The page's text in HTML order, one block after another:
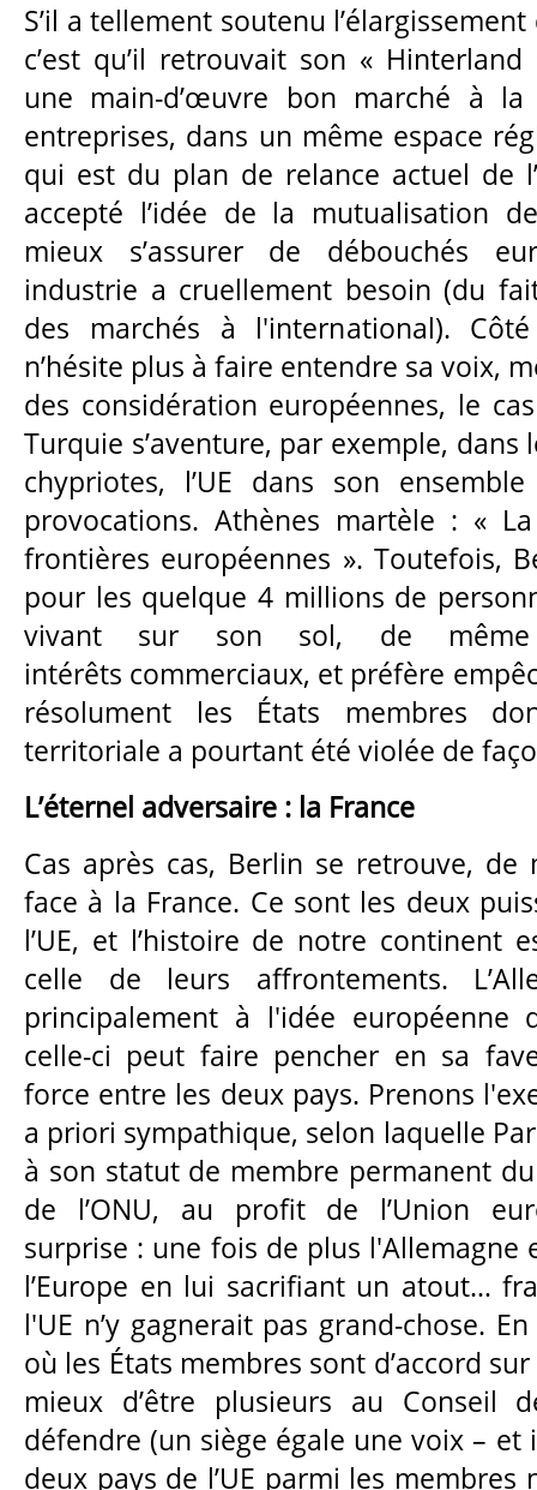
S’il a tellement soutenu l’élargissement
c’est qu’il retrouvait son «
une main-d’œuvre bon marché à
entreprises, dans un même espace
qui est du plan de relance actuel de
accepté l’idée de la mutualisation
mieux s’assurer de débouchés
industrie a cruellement besoin (du
des marchés à l'international).
n’hésite plus à faire entendre sa voix,
des considération européennes, le
Turquie s’aventure, par exemple, dans
chypriotes, l’UE dans son
provocations. Athènes martèle : «
frontières européennes ». Toutefois,
pour les quelque 4 millions de
vivant sur son sol, de
intérêts commerciaux, et préfère
résolument les États membres
territoriale a pourtant été violée de
L’éternel adversaire : la France
Cas après cas, Berlin se retrouve, de
face à la France. Ce sont les deux
l’UE, et l’histoire de notre continent
celle de leurs affrontements.
principalement à l'idée européenne
celle-ci peut faire pencher en sa
force entre les deux pays. Prenons
a priori sympathique, selon laquelle
à son statut de membre permanent
de l’ONU, au profit de l’Union
surprise : une fois de plus l'Allemagne
l’Europe en lui sacrifiant un atout…
l'UE n’y gagnerait pas grand-chose.
où les États membres sont d’accord
mieux d’être plusieurs au Conseil
défendre (un siège égale une voix –
deux pays de l’UE parmi les membres